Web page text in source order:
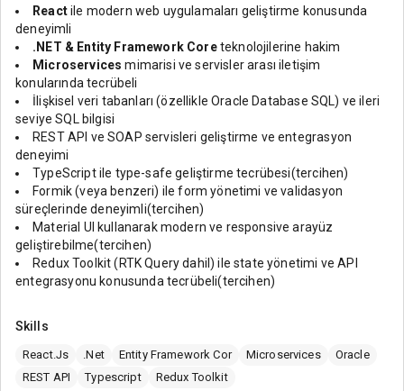
Reactile modern web uygulamaları geliştirme konusunda
deneyimli
.NET & Entity Framework Coreteknolojilerine hakim
Microservices mimarisi ve servisler arası iletişim
konularında tecrübeli
İlişkisel veri tabanları (özellikle Oracle Database SQL) ve ileri
seviye SQL bilgisi
REST API ve SOAP servisleri geliştirme ve entegrasyon
deneyimi
TypeScript ile type-safe geliştirme tecrübesi(tercihen)
Formik (veya benzeri) ile form yönetimi ve validasyon
süreçlerinde deneyimli(tercihen)
Material UI kullanarak modern ve responsive arayüz
geliştirebilme(tercihen)
Redux Toolkit (RTK Query dahil) ile state yönetimi ve API
entegrasyonu konusunda tecrübeli(tercihen)
Skills
React.Js .Net Entity Framework Cor Microservices
Oracle
REST API
Typescript Redux Toolkit